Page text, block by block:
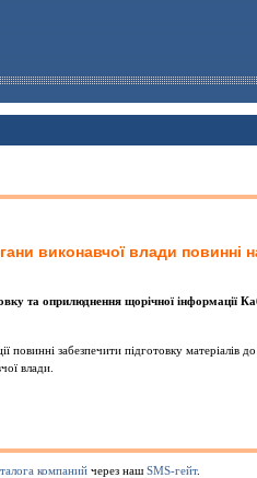
виконавчої влади повиннi
та оприлюднення щорiчної iнформацiї
повиннi забезпечити пiдготовку
влади.
компаний через наш SMS-гейт.